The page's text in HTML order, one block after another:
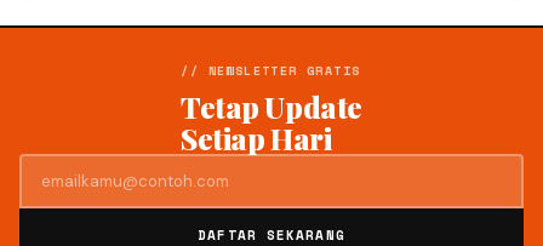
// NEWSLETTER GRATIS
Tetap Update
Setiap Hari
DAFTAR SEKARANG